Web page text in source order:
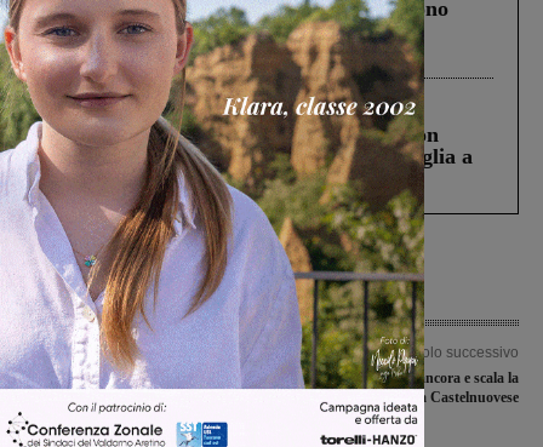
Un anno fa la strage in A1 in cui morirono
Gianni, Giulia e Franco. Lo schianto, il
processo, lo stop ai sorpassi fra tir....
Cronaca 3 Agosto 2026
Scomparso da una struttura di Castiglion
Fiorentino l’uomo che aveva ucciso la figlia a
Levane nel 2020
Articolo precedente
Lorenzo Foggi: presentato al liceo
Vicebrigadiere dei Carabinieri
medaglia di Bronzo al Valor Militare
Articolo successivo
La Rignanese vince ancora e scala la
classifica, cade la Castelnuovese